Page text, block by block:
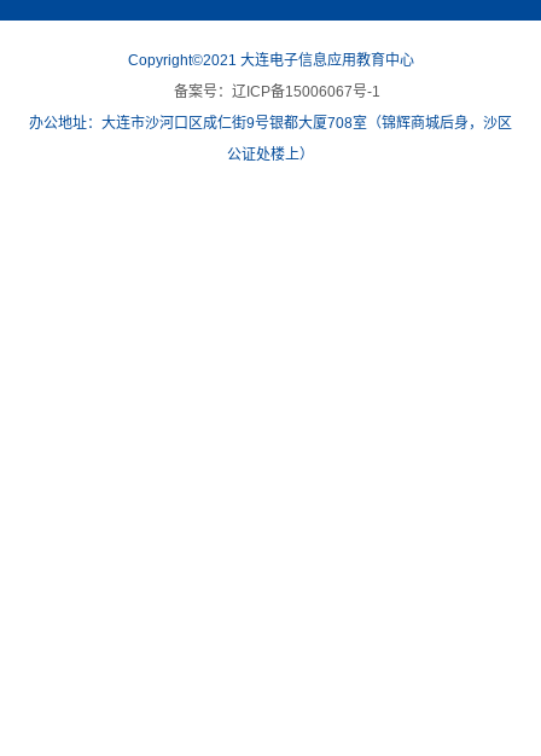
Copyright©2021 大连电子信息应用教育中心
备案号：辽ICP备15006067号-1
办公地址：大连市沙河口区成仁街9号银都大厦708室（锦辉商城后身，沙区
公证处楼上）